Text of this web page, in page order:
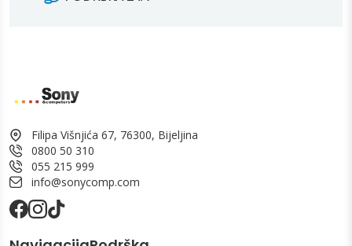
Filipa Višnjića 67, 76300, Bijeljina
0800 50 310
055 215 999
info@sonycomp.com